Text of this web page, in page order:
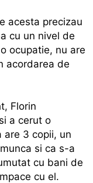
acesta precizau
cu un nivel de
ocupatie, nu are
acordarea de
Florin
a cerut o
are 3 copii, un
si ca s-a
cu bani de
cu el.